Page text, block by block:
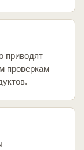
приводят
проверкам